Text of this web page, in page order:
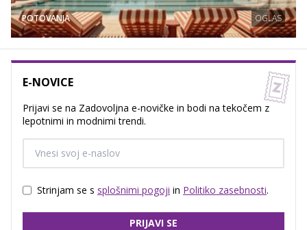
POTOVANJA OGLAS
E-NOVICE
Prijavi se na Zadovoljna e-novičke in bodi na tekočem z
lepotnimi in modnimi trendi.
Strinjam se s splošnimi pogoji in Politiko zasebnosti.
PRIJAVI SE